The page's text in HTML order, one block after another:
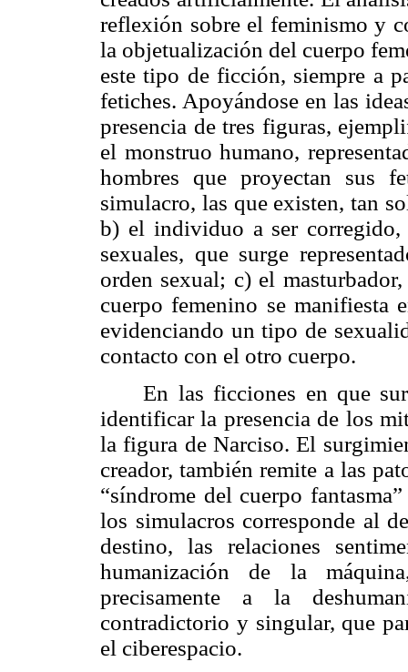
reflexión sobre el feminismo y
la objetualización del cuerpo
este tipo de ficción, siempre a
fetiches. Apoyándose en las
presencia de tres figuras,
el monstruo humano,
hombres que proyectan sus
simulacro, las que existen, tan
b) el individuo a ser
sexuales, que surge
orden sexual; c) el
cuerpo femenino se manifiesta
evidenciando un tipo de
contacto con el otro cuerpo.
En las ficciones en que
identificar la presencia de los
la figura de Narciso. El
creador, también remite a las
“síndrome del cuerpo
los simulacros corresponde al
destino, las relaciones
humanización de la
precisamente a la
contradictorio y singular, que
el ciberespacio.